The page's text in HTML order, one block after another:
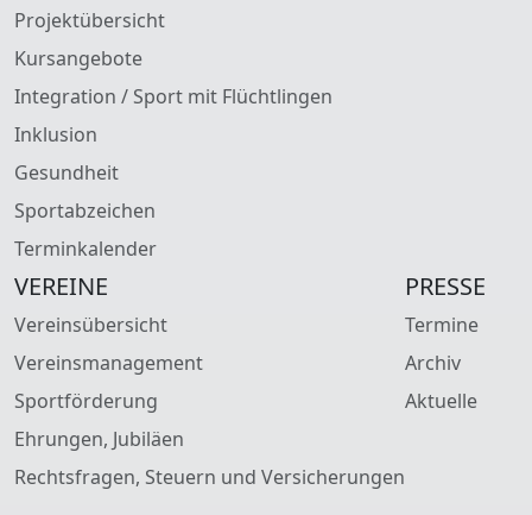
Projektübersicht
Kursangebote
Integration / Sport mit Flüchtlingen
Inklusion
Gesundheit
Sportabzeichen
Terminkalender
VEREINE
Vereinsübersicht
Vereinsmanagement
Sportförderung
Ehrungen, Jubiläen
Rechtsfragen, Steuern und Versicherungen
PRESSE
Termine
Archiv
Aktuelle